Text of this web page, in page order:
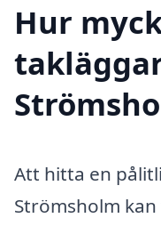
Hur
Att hitta en
Strömsholm